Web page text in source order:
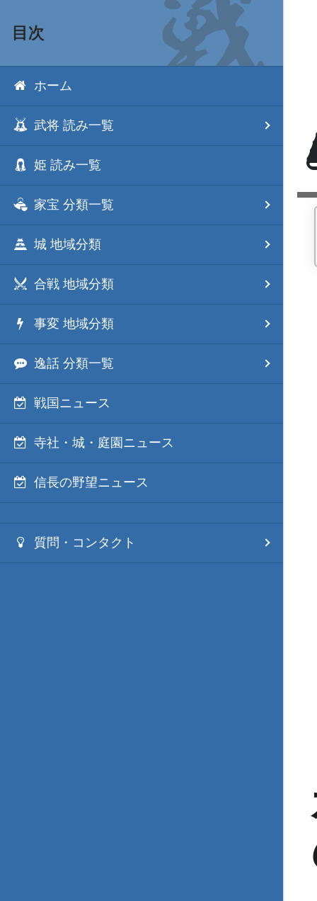
目次
ホーム
武将 読み一覧
姫 読み一覧
家宝 分類一覧
城 地域分類
合戦 地域分類
事変 地域分類
逸話 分類一覧
戦国ニュース
寺社・城・庭園ニュース
信長の野望ニュース
質問・コンタクト